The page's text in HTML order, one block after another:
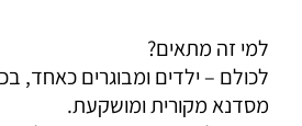
למי זה מתאים?
לכולם – ילדים ומבוגרים כאחד,
מסדנא מקורית ומושקעת.